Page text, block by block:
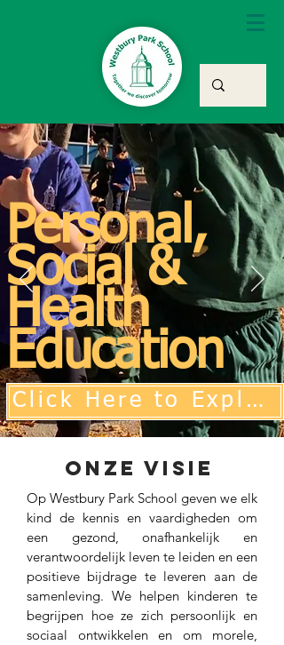
Personal,
Social &
Health
Education
Click Here to Explore Our PSHE Curriculum
onze visie
Op Westbury Park School geven we elk
kind de kennis en vaardigheden om
een gezond, onafhankelijk en
verantwoordelijk leven te leiden en een
positieve bijdrage te leveren aan de
samenleving. We helpen kinderen te
begrijpen hoe ze zich persoonlijk en
sociaal ontwikkelen en om morele,